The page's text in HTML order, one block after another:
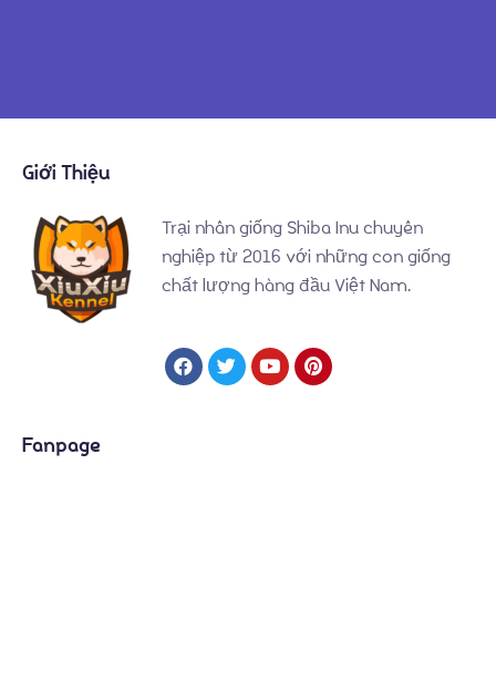
Giới Thiệu
Trại nhân giống Shiba Inu chuyên
nghiệp từ 2016 với những con giống
chất lượng hàng đầu Việt Nam.
Fanpage